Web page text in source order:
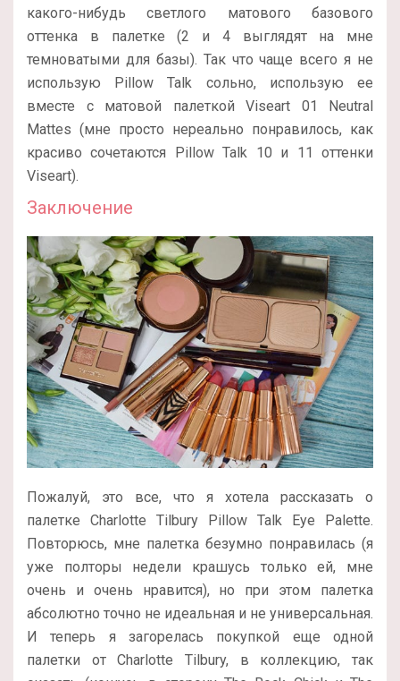
какого-нибудь светлого матового базового
оттенка в палетке (2 и 4 выглядят на мне
темноватыми для базы). Так что чаще всего я не
использую Pillow Talk сольно, использую ее
вместе с матовой палеткой Viseart 01 Neutral
Mattes (мне просто нереально понравилось, как
красиво сочетаются Pillow Talk 10 и 11 оттенки
Viseart).
Заключение
Пожалуй, это все, что я хотела рассказать о
палетке Charlotte Tilbury Pillow Talk Eye Palette.
Повторюсь, мне палетка безумно понравилась (я
уже полторы недели крашусь только ей, мне
очень и очень нравится), но при этом палетка
абсолютно точно не идеальная и не универсальная.
И теперь я загорелась покупкой еще одной
палетки от Charlotte Tilbury, в коллекцию, так